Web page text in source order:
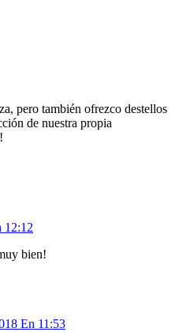
pero también ofrezco destellos
de nuestra propia
12:12
bien!
En 11:53